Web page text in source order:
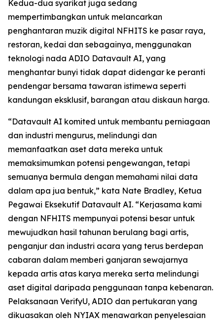
Kedua-dua syarikat juga sedang
mempertimbangkan untuk melancarkan
penghantaran muzik digital NFHITS ke pasar raya,
restoran, kedai dan sebagainya, menggunakan
teknologi nada ADIO Datavault AI, yang
menghantar bunyi tidak dapat didengar ke peranti
pendengar bersama tawaran istimewa seperti
kandungan eksklusif, barangan atau diskaun harga.
“Datavault AI komited untuk membantu perniagaan
dan industri mengurus, melindungi dan
memanfaatkan aset data mereka untuk
memaksimumkan potensi pengewangan, tetapi
semuanya bermula dengan memahami nilai data
dalam apa jua bentuk,” kata Nate Bradley, Ketua
Pegawai Eksekutif Datavault AI. “Kerjasama kami
dengan NFHITS mempunyai potensi besar untuk
mewujudkan hasil tahunan berulang bagi artis,
penganjur dan industri acara yang terus berdepan
cabaran dalam memberi ganjaran sewajarnya
kepada artis atas karya mereka serta melindungi
aset digital daripada penggunaan tanpa kebenaran.
Pelaksanaan VerifyU, ADIO dan pertukaran yang
dikuasakan oleh NYIAX menawarkan penyelesaian